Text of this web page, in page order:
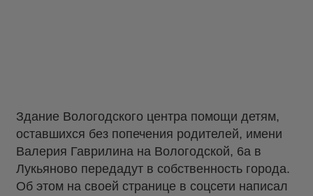
Здание Вологодского центра помощи детям,
оставшихся без попечения родителей, имени
Валерия Гаврилина на Вологодской, 6а в
Лукьяново передадут в собственность города.
Об этом на своей странице в соцсети написал